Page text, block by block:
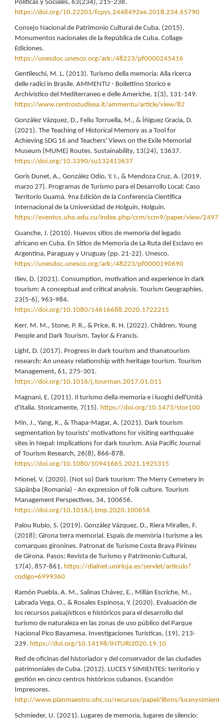
Políticas y Sociales, 63(234), 215-238.
https://doi.org/10.22201/fcpys.2448492xe.2018.234.65790
Consejo Nacional de Patrimonio Cultural de Cuba. (2015).
Monumentos nacionales de la República de Cuba. Collage
Ediciones.
https://unesdoc.unesco.org/ark:/48223/pf0000245416
Gentileschi, M. L. (2013). Turismo della memoria: Alla ricerca
delle radici in Brasile. AMMENTU - Bollettino Storico e
Archivistico del Mediterraneo e delle Americhe, 1(3), 131-149.
https://www.centrostudisea.it/ammentu/article/view/82
González Vázquez, D., Feliu Torruella, M., & Íñiguez Gracia, D.
(2021). The Teaching of Historical Memory as a Tool for
Achieving SDG 16 and Teachers' Views on the Exile Memorial
Museum (MUME) Routes. Sustainability, 13(24), 13637.
https://doi.org/10.3390/su132413637
Goris Dunet, A., González Odio, Y. I., & Mendoza Cruz, A. (2019,
marzo 27). Programas de Turismo para el Desarrollo Local: Caso
Territorio Guamá. 9na Edición de la Conferencia Científica
Internacional de la Universidad de Holguín, Holguín.
https://eventos.uho.edu.cu/index.php/ccm/ccm9/paper/view/2497
Guanche, J. (2010). Nuevos sitios de memoria del legado
africano en Cuba. En Sitios de Memoria de La Ruta del Esclavo en
Argentina, Paraguay y Uruguay (pp. 21-22). Unesco.
https://unesdoc.unesco.org/ark:/48223/pf0000190690
Iliev, D. (2021). Consumption, motivation and experience in dark
tourism: A conceptual and critical analysis. Tourism Geographies,
23(5-6), 963-984.
https://doi.org/10.1080/14616688.2020.1722215
Kerr, M. M., Stone, P. R., & Price, R. H. (2022). Children, Young
People and Dark Tourism. Taylor & Francis.
Light, D. (2017). Progress in dark tourism and thanatourism
research: An uneasy relationship with heritage tourism. Tourism
Management, 61, 275-301.
https://doi.org/10.1016/j.tourman.2017.01.011
Magnani, E. (2011). Il turismo della memoria e i luoghi dell'Unità
d'Italia. Storicamente, 7(15). https://doi.org/10.1473/stor100
Min, J., Yang, K., & Thapa-Magar, A. (2021). Dark tourism
segmentation by tourists' motivations for visiting earthquake
sites in Nepal: Implications for dark tourism. Asia Pacific Journal
of Tourism Research, 26(8), 866-878.
https://doi.org/10.1080/10941665.2021.1925315
Mionel, V. (2020). (Not so) Dark tourism: The Merry Cemetery in
Sãpânþa (Romania) - An expression of folk culture. Tourism
Management Perspectives, 34, 100656.
https://doi.org/10.1016/j.tmp.2020.100656
Palou Rubio, S. (2019). González Vázquez, D., Riera Miralles, F.
(2018); Girona terra memorial. Espais de memòria i turisme a les
comarques gironines. Patronat de Turisme Costa Brava Pirineu
de Girona. Pasos: Revista de Turismo y Patrimonio Cultural,
17(4), 857-861. https://dialnet.unirioja.es/servlet/articulo?
codigo=6999360
Ramón Puebla, A. M., Salinas Chávez, E., Millán Escriche, M.,
Labrada Vega, O., & Rosales Espinosa, Y. (2020). Evaluación de
los recursos paisajísticos e históricos para el desarrollo del
turismo de naturaleza en las zonas de uso público del Parque
Nacional Pico Bayamesa. Investigaciones Turísticas, (19), 213-
239. https://doi.org/10.14198/INTURI2020.19.10
Red de oficinas del historiador y del conservador de las ciudades
patrimoniales de Cuba. (2012). LUCES Y SIMIENTES: territorio y
gestión en cinco centros históricos cubanos. Escandón
Impresores.
http://www.planmaestro.ohc.cu/recursos/papel/libros/
Schmieder, U. (2021). Lugares de memoria, lugares de silencio: